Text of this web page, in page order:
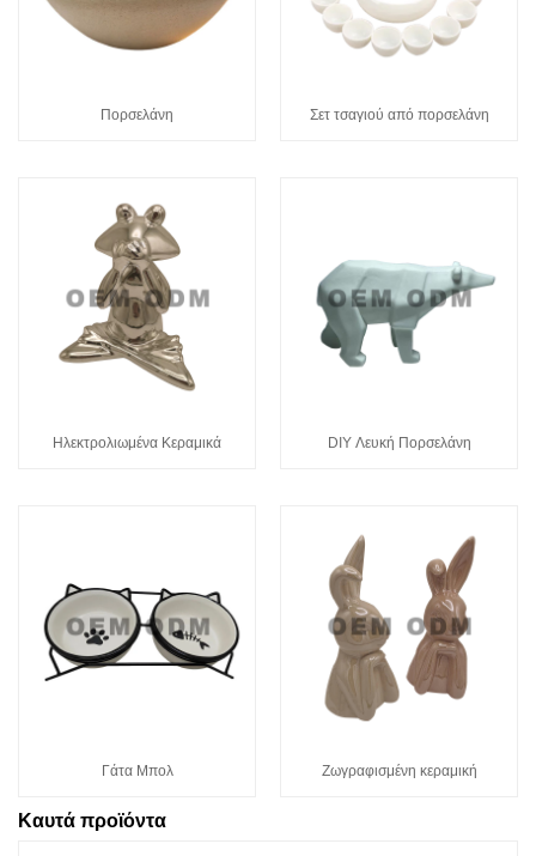
Πορσελάνη Σετ τσαγιού από πορσελάνη
Ηλεκτρολιωμένα Κεραμικά DIY Λευκή Πορσελάνη
Γάτα Μπολ Ζωγραφισμένη κεραμική
Καυτά προϊόντα